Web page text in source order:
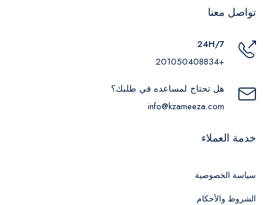
تواصل معنا
24H/7
+201050408834
هل تحتاج لمساعده في طلبك؟
info@kzameeza.com
خدمة العملاء
سياسة الخصوصية
الشروط والأحكام